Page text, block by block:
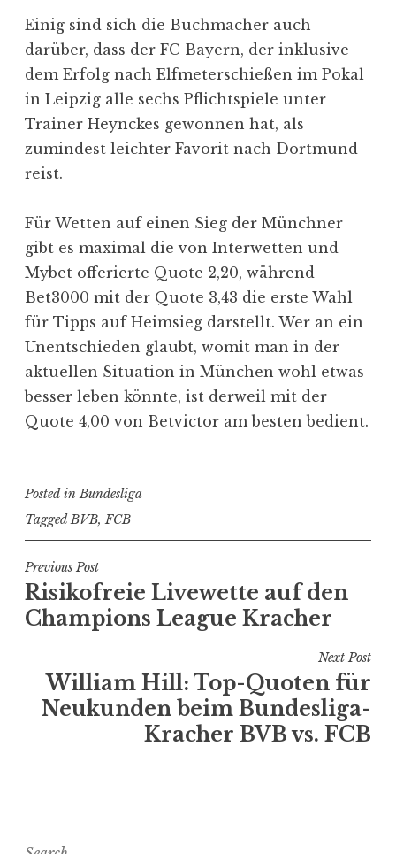
Einig sind sich die Buchmacher auch
darüber, dass der FC Bayern, der inklusive
dem Erfolg nach Elfmeterschießen im Pokal
in Leipzig alle sechs Pflichtspiele unter
Trainer Heynckes gewonnen hat, als
zumindest leichter Favorit nach Dortmund
reist.
Für Wetten auf einen Sieg der Münchner
gibt es maximal die von Interwetten und
Mybet offerierte Quote 2,20, während
Bet3000 mit der Quote 3,43 die erste Wahl
für Tipps auf Heimsieg darstellt. Wer an ein
Unentschieden glaubt, womit man in der
aktuellen Situation in München wohl etwas
besser leben könnte, ist derweil mit der
Quote 4,00 von Betvictor am besten bedient.
Posted inBundesliga
TaggedBVB,FCB
Post
navigation
Previous Post
Risikofreie Livewette auf den
Champions League Kracher
Next Post
William Hill: Top-Quoten für
Neukunden beim Bundesliga-
Kracher BVB vs. FCB
Search